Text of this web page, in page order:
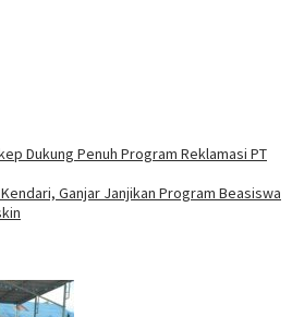
Dukung Penuh Program Reklamasi PT
Ganjar Janjikan Program Beasiswa